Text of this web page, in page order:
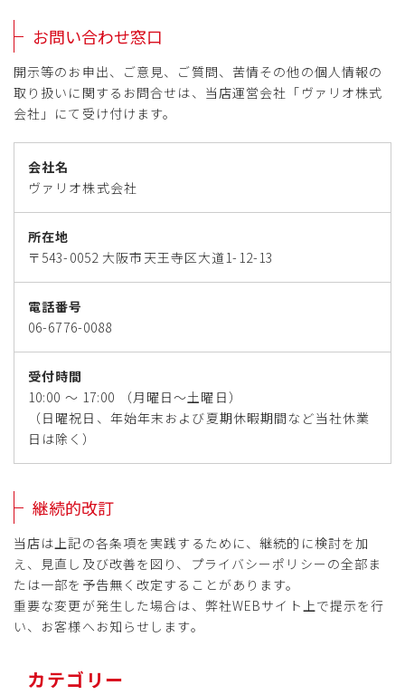
お問い合わせ窓口
開示等のお申出、ご意見、ご質問、苦情その他の個人情報の
取り扱いに関するお問合せは、当店運営会社「ヴァリオ株式
会社」にて受け付けます。
会社名
ヴァリオ株式会社
所在地
〒543-0052 大阪市天王寺区大道1-12-13
電話番号
06-6776-0088
受付時間
10:00 ～ 17:00 （月曜日～土曜日）
（日曜祝日、年始年末および夏期休暇期間など当社休業
日は除く）
継続的改訂
当店は上記の各条項を実践するために、継続的に検討を加
え、見直し及び改善を図り、プライバシーポリシーの全部ま
たは一部を予告無く改定することがあります。
重要な変更が発生した場合は、弊社WEBサイト上で提示を行
い、お客様へお知らせします。
カテゴリー